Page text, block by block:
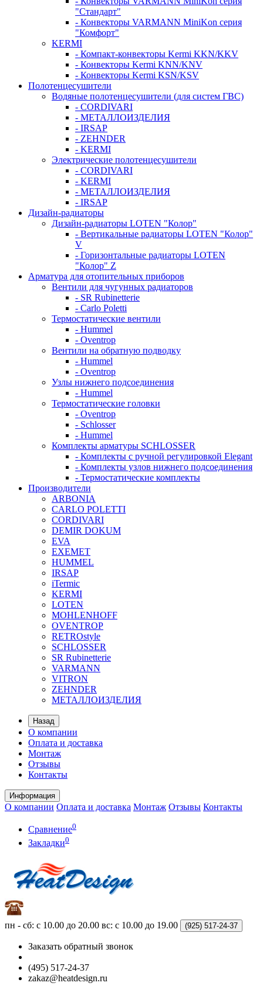
"Стандарт"
- Конвекторы VARMANN MiniKon серия
"Комфорт"
KERMI
- Компакт-конвекторы Kermi KKN/KKV
- Конвекторы Kermi KNN/KNV
- Конвекторы Kermi KSN/KSV
Полотенцесушители
Водяные полотенцесушители (для систем ГВС)
- CORDIVARI
- МЕТАЛЛОИЗДЕЛИЯ
- IRSAP
- ZEHNDER
- KERMI
Электрические полотенцесушители
- CORDIVARI
- KERMI
- МЕТАЛЛОИЗДЕЛИЯ
- IRSAP
Дизайн-радиаторы
Дизайн-радиаторы LOTEN "Колор"
- Вертикальные радиаторы LOTEN "Колор"
V
- Горизонтальные радиаторы LOTEN
"Колор" Z
Арматура для отопительных приборов
Вентили для чугунных радиаторов
- SR Rubinetterie
- Carlo Poletti
Термостатические вентили
- Hummel
- Oventrop
Вентили на обратную подводку
- Hummel
- Oventrop
Узлы нижнего подсоединения
- Hummel
Термостатические головки
- Oventrop
- Schlosser
- Hummel
Комплекты арматуры SCHLOSSER
- Комплекты с ручной регулировкой Elegant
- Комплекты узлов нижнего подсоединения
- Термостатические комплекты
Производители
ARBONIA
CARLO POLETTI
CORDIVARI
DEMIR DOKUM
EVA
EXEMET
HUMMEL
IRSAP
iTermic
KERMI
LOTEN
MOHLENHOFF
OVENTROP
RETROstyle
SCHLOSSER
SR Rubinetterie
VARMANN
VITRON
ZEHNDER
МЕТАЛЛОИЗДЕЛИЯ
Назад
О компании
Оплата и доставка
Монтаж
Отзывы
Контакты
Информация
О компании Оплата и доставка Монтаж Отзывы Контакты
Сравнение0
Закладки0
пн - сб: с 10.00 до 20.00 вс: с 10.00 до 19.00 (925) 517-24-37
Заказать обратный звонок
(495) 517-24-37
zakaz@heatdesign.ru